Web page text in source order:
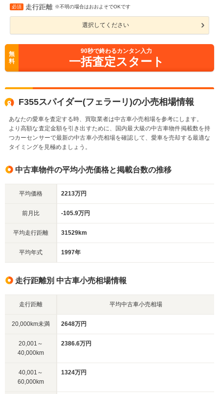
必須 走行距離 ※不明の場合はおおよそでOKです
選択してください
無
料
90秒で終わるカンタン入力
一括査定スタート
F355スパイダー(フェラーリ)の小売相場情報
あなたの愛車を査定する時、買取業者は中古車小売相場を参考にします。
より高額な査定金額を引き出すために、国内最大級の中古車物件掲載数を持
つカーセンサーで最新の中古車小売相場を確認して、愛車を売却する最適な
タイミングを見極めましょう。
中古車物件の平均小売価格と掲載台数の推移
平均価格 2213万円
前月比 -105.9万円
平均走行距離 31529km
平均年式 1997年
走行距離別 中古車小売相場情報
走行距離 平均中古車小売相場
20,000km未満 2648万円
20,001～
40,000km
2386.6万円
40,001～
60,000km
1324万円